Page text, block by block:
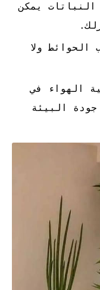
يمكن
ولا
الهواء في
البيئة